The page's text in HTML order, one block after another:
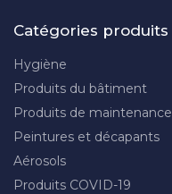
Catégories produits
Hygiène
Produits du bâtiment
Produits de maintenance
Peintures et décapants
Aérosols
Produits COVID-19